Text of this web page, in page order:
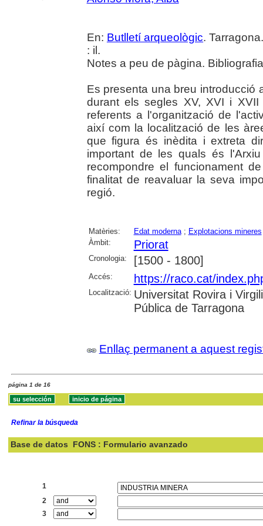
En: Butlletí arqueològic.
: il.
Notes a peu de pàgina.
Es presenta una breu introducció
durant els segles XV, XVI i
referents a l'organització de
així com la localització de les
que figura és inèdita i extreta
important de les quals és
recompondre el funcionament
finalitat de reavaluar la seva
regió.
Matèries: Edat moderna; Explotacions mineres
Àmbit:
Priorat
Cronologia: [1500 - 1800]
Accés: https://raco.cat/
Localització: Universitat Rovira i
Pública de Tarragona
Enllaç permanent a aquest
página 1 de 16
Refinar la búsqueda
Base de datos FONS : Formulario avanzado
1
2
3